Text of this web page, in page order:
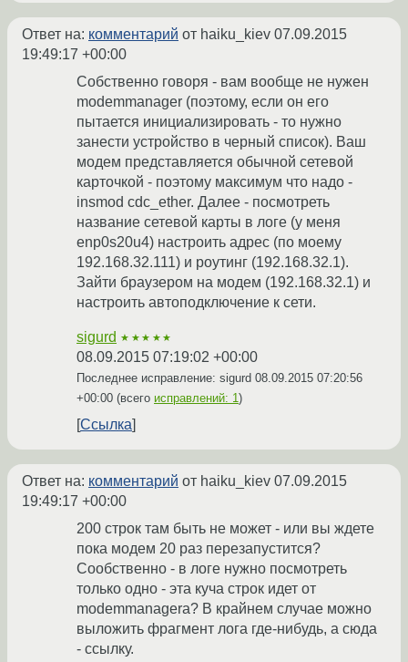
Ответ на: комментарий от haiku_kiev 07.09.2015
19:49:17 +00:00
Собственно говоря - вам вообще не нужен
modemmanager (поэтому, если он его
пытается инициализировать - то нужно
занести устройство в черный список). Ваш
модем представляется обычной сетевой
карточкой - поэтому максимум что надо -
insmod cdc_ether. Далее - посмотреть
название сетевой карты в логе (у меня
enp0s20u4) настроить адрес (по моему
192.168.32.111) и роутинг (192.168.32.1).
Зайти браузером на модем (192.168.32.1) и
настроить автоподключение к сети.
sigurd ★★★★★
08.09.2015 07:19:02 +00:00
Последнее исправление: sigurd 08.09.2015 07:20:56
+00:00 (всего исправлений: 1 )
Ссылка
Ответ на: комментарий от haiku_kiev 07.09.2015
19:49:17 +00:00
200 строк там быть не может - или вы ждете
пока модем 20 раз перезапустится?
Сообственно - в логе нужно посмотреть
только одно - эта куча строк идет от
modemmanagera? В крайнем случае можно
выложить фрагмент лога где-нибудь, а сюда
- ссылку.